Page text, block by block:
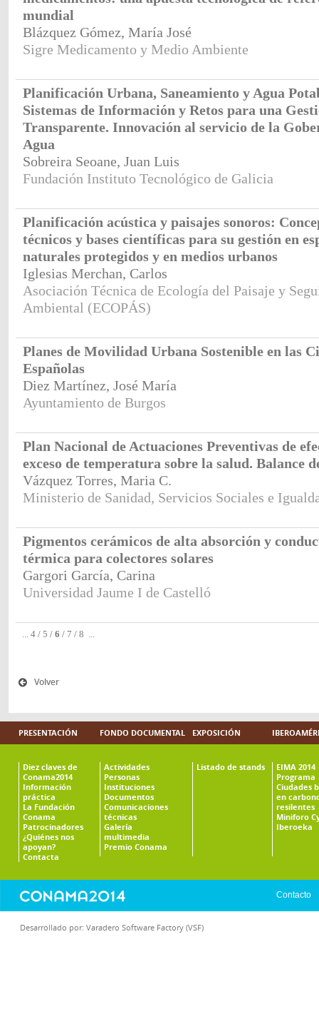
mundial
Blázquez Gómez, María José
Sigre Medicamento y Medio Ambiente
Planificación Urbana, Saneamiento y Agua
Sistemas de Información y Retos para una
Transparente. Innovación al servicio de la
Agua
Sobreira Seoane, Juan Luis
Fundación Instituto Tecnológico de Galicia
Planificación acústica y paisajes sonoros:
técnicos y bases científicas para su gestión en
naturales protegidos y en medios urbanos
Iglesias Merchan, Carlos
Asociación Técnica de Ecología del Paisaje y
Ambiental (ECOPÁS)
Planes de Movilidad Urbana Sostenible en las
Españolas
Diez Martínez, José María
Ayuntamiento de Burgos
Plan Nacional de Actuaciones Preventivas de
exceso de temperatura sobre la salud. Balance
Vázquez Torres, Maria C.
Ministerio de Sanidad, Servicios Sociales e
Pigmentos cerámicos de alta absorción y
térmica para colectores solares
Gargori García, Carina
Universidad Jaume I de Castelló
... 4 / 5 / 6 / 7 / 8 ...
Volver
PRESENTACIÓN
Diez claves de
Conama2014
Información
práctica
La Fundación
Conama
Patrocinadores
¿Quiénes nos
apoyan?
Contacta
FONDO DOCUMENTAL
Actividades
Personas
Instituciones
Documentos
Comunicaciones
técnicas
Galería
multimedia
Premio Conama
EXPOSICIÓN
Listado de stands
EIMA 2014
Programa
Ciudades
en
resilentes
Miniforo
Iberoeka
Contacto
Desarrollado por: Varadero Software Factory (VSF)